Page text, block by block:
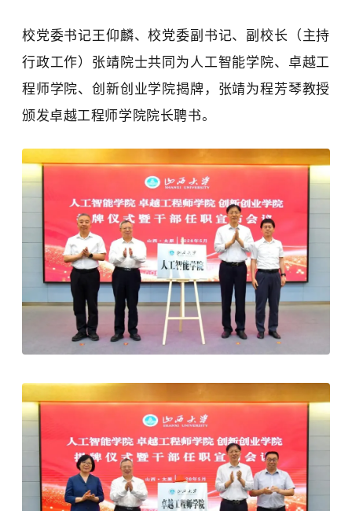
校党委书记王仰麟、校党委副书记、副校长（主持
行政工作）张靖院士共同为人工智能学院、卓越工
程师学院、创新创业学院揭牌，张靖为程芳琴教授
颁发卓越工程师学院院长聘书。